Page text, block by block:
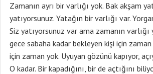
Zamanın ayrı bir varlığı yok. Bak akşam
yatıyorsunuz. Yatağın bir varlığı var.
Siz yatıyorsunuz var ama zamanın varlığı
gece sabaha kadar bekleyen kişi için
için zaman yok. Uyuyan gözünü kapıyor,
O kadar. Bir kapadığını, bir de açtığını